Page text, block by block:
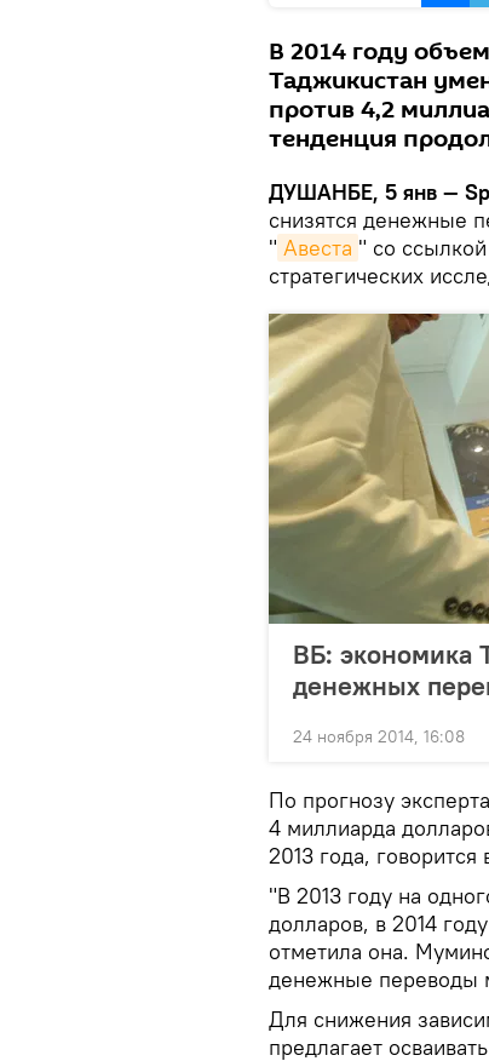
В 2014 году
Таджикистан
против 4,2
тенденция
ДУШАНБЕ, 5 янв —
снизятся денежные
" Авеста " со
стратегических
ВБ: экономика
денежных
24 ноября 2014, 16:08
По прогнозу
4 миллиарда
2013 года,
"В 2013 году на
долларов, в 2014
отметила она.
денежные переводы
Для снижения
предлагает